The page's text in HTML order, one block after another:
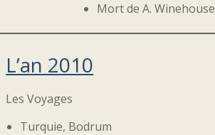
Mort de A. Winehouse
L’an 2010
Les Voyages
Turquie, Bodrum